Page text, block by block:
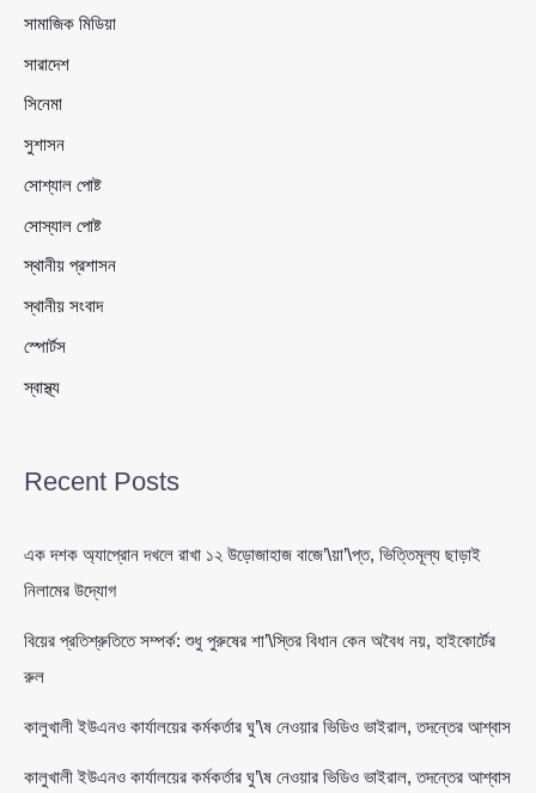
সামাজিক মিডিয়া
সারাদেশ
সিনেমা
সুশাসন
সোশ্যাল পোষ্ট
সোস্যাল পোষ্ট
স্থানীয় প্রশাসন
স্থানীয় সংবাদ
স্পোর্টস
স্বাস্থ্য
Recent Posts
এক দশক অ্যাপ্রোন দখলে রাখা ১২ উড়োজাহাজ বাজে’\য়া’\প্ত, ভিত্তিমূল্য ছাড়াই
নিলামের উদ্যোগ
বিয়ের প্রতিশ্রুতিতে সম্পর্ক: শুধু পুরুষের শা’\স্তির বিধান কেন অবৈধ নয়, হাইকোর্টের
রুল
কালুখালী ইউএনও কার্যালয়ের কর্মকর্তার ঘু’\ষ নেওয়ার ভিডিও ভাইরাল, তদন্তের আশ্বাস
কালুখালী ইউএনও কার্যালয়ের কর্মকর্তার ঘু’\ষ নেওয়ার ভিডিও ভাইরাল, তদন্তের আশ্বাস